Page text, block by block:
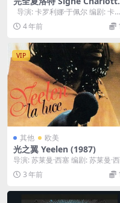
(1985)
导演: 卡罗利娜·于佩尔 编剧: 卡罗
利娜·于佩尔 / 吕克·贝罗...
4 年前
VIP
其他 欧美
光之翼 Yeelen (1987)
导演: 苏莱曼·西塞 编剧: 苏莱曼·西
塞 主演: Issiaka Kane /...
3 年前